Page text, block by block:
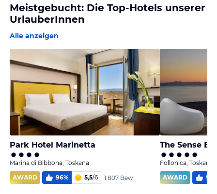
Meistgebucht: Die Top-Hotels unserer
UrlauberInnen
Alle anzeigen
Park Hotel Marinetta
Marina di Bibbona, Toskana
AWARD
96% 5,5/6 1.807 Bew.
Follonica, Toskana
AWARD
97